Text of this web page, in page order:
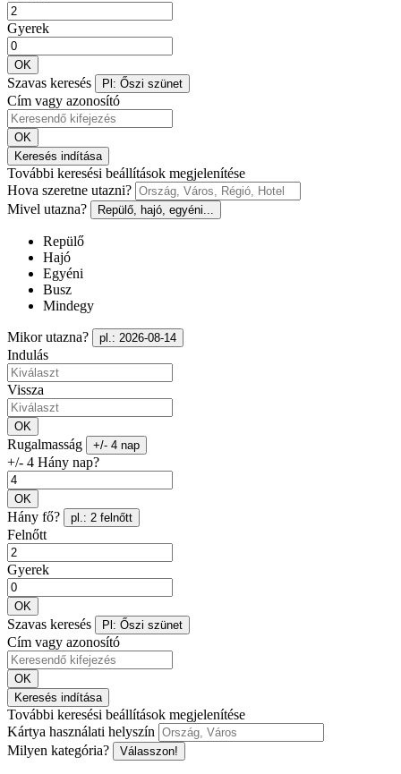
Gyerek
OK
Szavas keresés Pl: Őszi szünet
Cím vagy azonosító
OK
Keresés indítása
További keresési beállítások megjelenítése
Hova szeretne utazni?
Mivel utazna?
Repülő, hajó, egyéni...
Repülő
Hajó
Egyéni
Busz
Mindegy
Mikor utazna? pl.: 2026-08-14
Indulás
Vissza
OK
Rugalmasság +/- 4 nap
+/- 4 Hány nap?
OK
Hány fő? pl.: 2 felnőtt
Felnőtt
Gyerek
OK
Szavas keresés Pl: Őszi szünet
Cím vagy azonosító
OK
Keresés indítása
További keresési beállítások megjelenítése
Kártya használati helyszín
Milyen kategória?
Válasszon!